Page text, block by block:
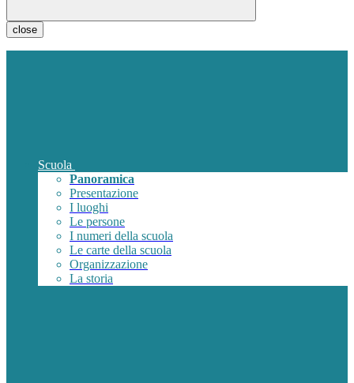
close
Scuola
Panoramica
Presentazione
I luoghi
Le persone
I numeri della scuola
Le carte della scuola
Organizzazione
La storia